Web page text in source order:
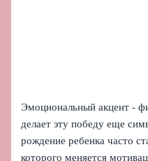
Эмоциональный акцент -
делает эту победу еще
рождение ребенка часто
которого меняется